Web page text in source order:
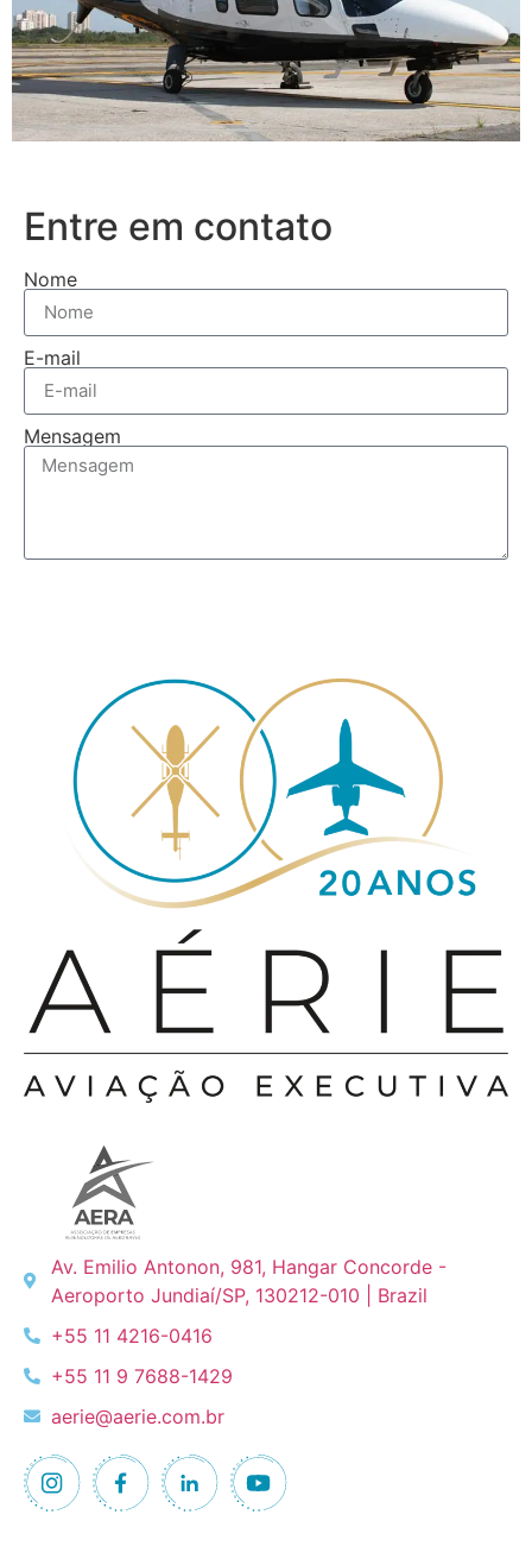
Av. Emilio Antonon, 981, Hangar Concorde -
Aeroporto Jundiaí/SP, 130212-010 | Brazil
+55 11 4216-0416
+55 11 9 7688-1429
aerie@aerie.com.br
Entre em contato
Nome
E-mail
Mensagem